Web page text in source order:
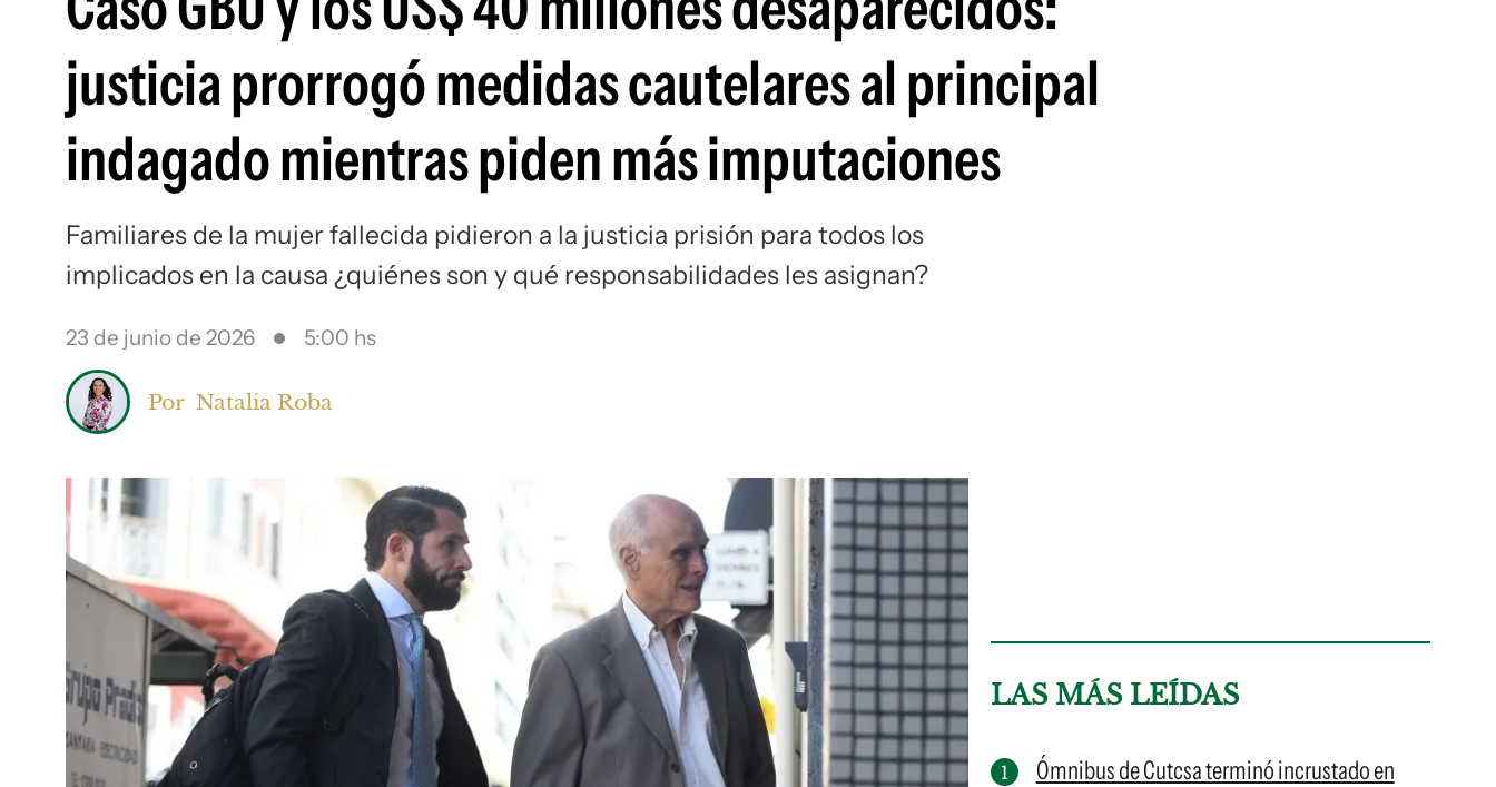
justicia prorrogó medidas cautelares al principal
indagado mientras piden más imputaciones
Familiares de la mujer fallecida pidieron a la justicia prisión para todos los
implicados en la causa ¿quiénes son y qué responsabilidades les asignan?
23 de junio de 2026 5:00 hs
Por Natalia Roba
LAS MÁS LEÍDAS
Ómnibus de Cutcsa terminó incrustado en